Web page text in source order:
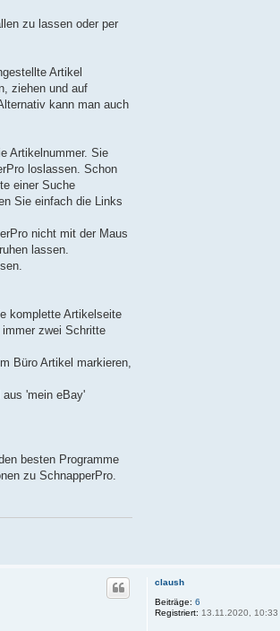
zu lassen oder per
Artikel
ziehen und auf
kann man auch
Artikelnummer. Sie
loslassen. Schon
einer Suche
Sie einfach die Links
nicht mit der Maus
lassen.
komplette Artikelseite
zwei Schritte
Büro Artikel markieren,
'mein eBay'
besten Programme
zu SchnapperPro.
claush
Beiträge: 6
Registriert: 13.11.2020, 10:33